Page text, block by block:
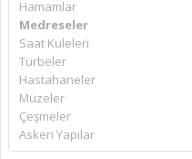
Hamamlar
Medreseler
Saat Kuleleri
Türbeler
Hastahaneler
Müzeler
Çeşmeler
Askeri Yapılar